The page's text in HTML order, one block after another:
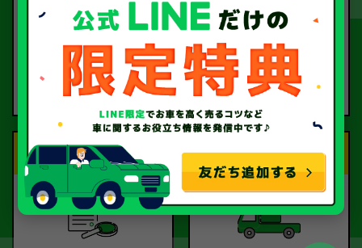
ご依頼
お電話または査定フォー
ご依頼ください。
査定
査定のプロが
お電話で回答いたしま
す。
Step.3 Step.4